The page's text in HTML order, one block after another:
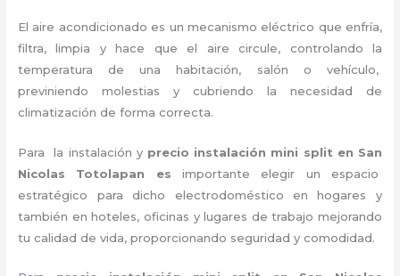
El aire acondicionado es un mecanismo eléctrico que enfría,
filtra, limpia y hace que el aire circule, controlando la
temperatura de una habitación, salón o vehículo,
previniendo molestias y cubriendo la necesidad de
climatización de forma correcta.
Para la instalación y precio instalación mini split en San
Nicolas Totolapan es importante
elegir un espacio
estratégico para dicho electrodoméstico en hogares y
también en hoteles, oficinas y lugares de trabajo mejorando
tu calidad de vida, proporcionando seguridad y comodidad.